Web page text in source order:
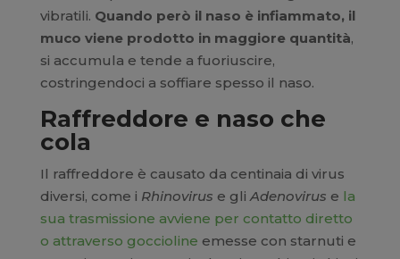
vibratili. Quando però il naso è infiammato, il
muco viene prodotto in maggiore quantità,
si accumula e tende a fuoriuscire,
costringendoci a soffiare spesso il naso.
Raffreddore e naso che
cola
Il raffreddore è causato da centinaia di virus
diversi, come i Rhinovirus e gli Adenovirus e la
sua trasmissione avviene per contatto diretto
o attraverso goccioline emesse con starnuti e